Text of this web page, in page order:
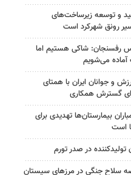
و توسعه زیرساخت‌های
رونق شهرکرد است
رفسنجان: شاکی هستیم اما
آماده می‌شویم
و جوانان ایران با همتای
گسترش همکاری
بیمارستان‌ها تهدیدی برای
است
در صدر تورم
قبضه سلاح جنگی در مرزهای سیستان